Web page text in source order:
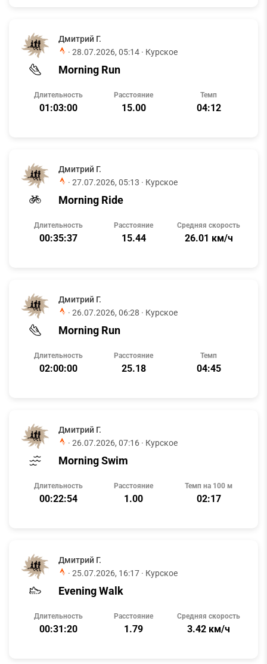
Дмитрий Г.
· 28.07.2026, 05:14 · Курское
Morning Run
Длительность
01:03:00
Расстояние
15.00
Темп
04:12
Дмитрий Г.
· 27.07.2026, 05:13 · Курское
Morning Ride
Длительность
00:35:37
Расстояние
15.44
Средняя скорость
26.01 км/ч
Дмитрий Г.
· 26.07.2026, 06:28 · Курское
Morning Run
Длительность
02:00:00
Расстояние
25.18
Темп
04:45
Дмитрий Г.
· 26.07.2026, 07:16 · Курское
Morning Swim
Длительность
00:22:54
Расстояние
1.00
Темп на 100 м
02:17
Дмитрий Г.
· 25.07.2026, 16:17 · Курское
Evening Walk
Длительность
00:31:20
Расстояние
1.79
Средняя скорость
3.42 км/ч